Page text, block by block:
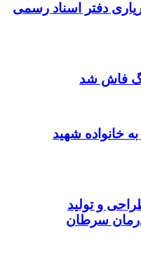
دفتر اسناد رسمی
فاش شد
خانواده شهید
و تولید
سرطان